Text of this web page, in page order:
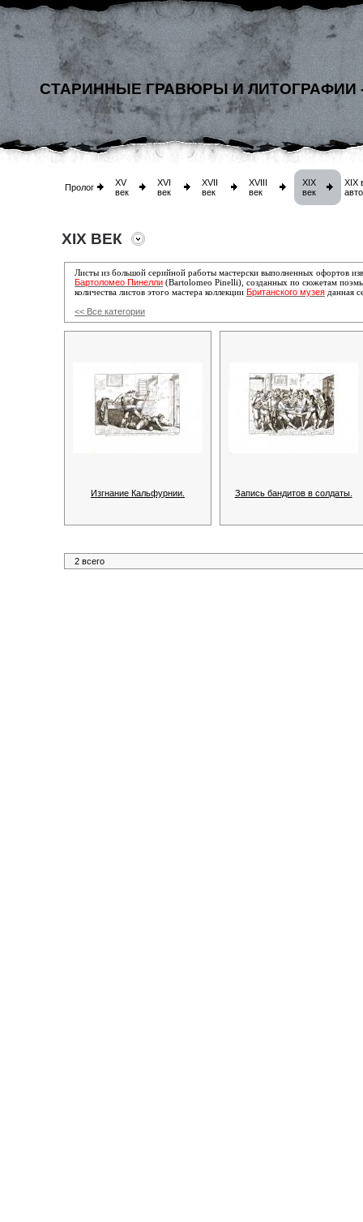
СТАРИННЫЕ ГРАВЮРЫ И ЛИТОГРАФИИ
Пролог
XV
век
XVI
век
XVII
век
XVIII
век
XIX
век
XIX
XIX ВЕК
Листы из большой серийной работы мастерски выполненных офортов
Бартоломео Пинелли (Bartolomeo Pinelli), созданных по сюжетам
количества листов этого мастера коллекции Британского музея данная
<< Все категории
Изгнание Кальфурнии. Запись бандитов в солдаты.
2 всего